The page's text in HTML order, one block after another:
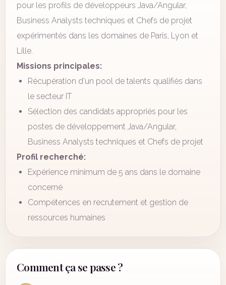
pour les profils de développeurs Java/Angular,
Business Analysts techniques et Chefs de projet
expérimentés dans les domaines de Paris, Lyon et
Lille.
Missions principales:
Récupération d'un pool de talents qualifiés dans
le secteur IT
Sélection des candidats appropriés pour les
postes de développement Java/Angular,
Business Analysts techniques et Chefs de projet
Profil recherché:
Expérience minimum de 5 ans dans le domaine
concerné
Compétences en recrutement et gestion de
ressources humaines
Comment ça se passe ?